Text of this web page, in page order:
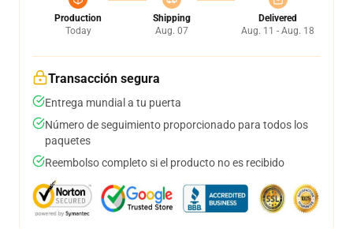
Production
Today
Shipping
Aug. 07
Delivered
Aug. 11 - Aug. 18
Transacción segura
Entrega mundial a tu puerta
Número de seguimiento proporcionado para todos los
paquetes
Reembolso completo si el producto no es recibido